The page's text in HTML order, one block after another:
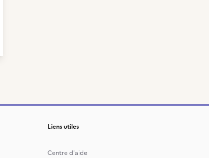
Liens utiles
Centre d'aide